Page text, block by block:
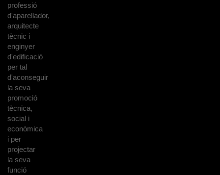
professió
d'aparellador,
arquitecte
tècnic i
enginyer
d'edificació
per tal
d'aconseguir
la seva
promoció
tècnica,
social i
econòmica
i per
projectar
la seva
funció